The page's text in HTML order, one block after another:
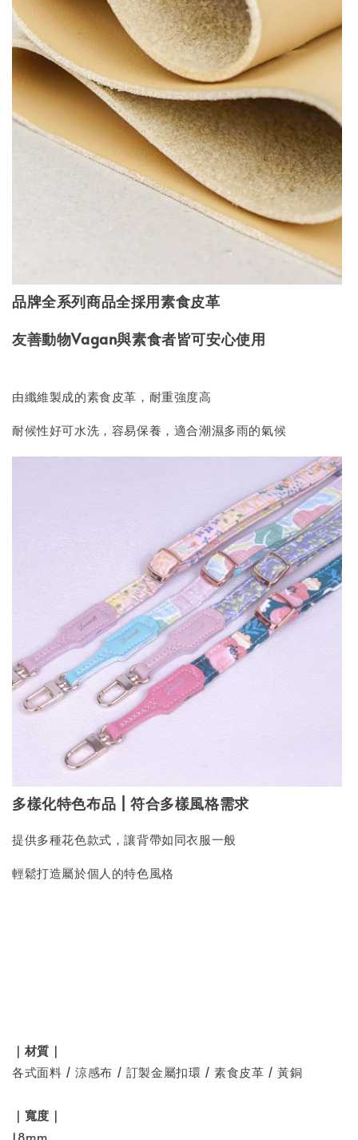
品牌全系列商品全採用素食皮革
友善動物Vagan與素食者皆可安心使用
由纖維製成的素食皮革，耐重強度高
耐候性好可水洗，容易保養，適合潮濕多雨的氣候
多樣化特色布品 | 符合多樣風格需求
提供多種花色款式，讓背帶如同衣服一般
輕鬆打造屬於個人的特色風格
｜材質｜
各式面料 / 涼感布 / 訂製金屬扣環 / 素食皮革 / 黃銅
｜寬度｜